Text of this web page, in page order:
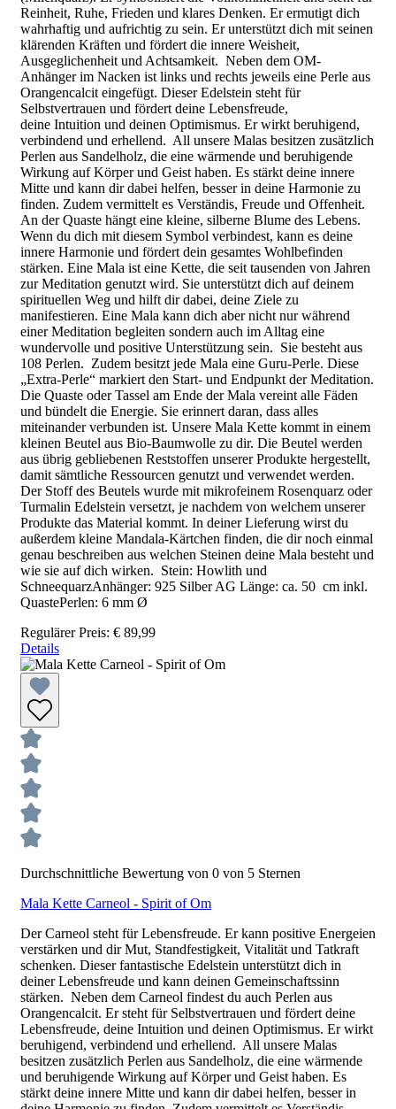
Reinheit, Ruhe, Frieden und klares Denken. Er ermutigt dich
wahrhaftig und aufrichtig zu sein. Er unterstützt dich mit seinen
klärenden Kräften und fördert die innere Weisheit,
Ausgeglichenheit und Achtsamkeit. Neben dem OM-
Anhänger im Nacken ist links und rechts jeweils eine Perle aus
Orangencalcit eingefügt. Dieser Edelstein steht für
Selbstvertrauen und fördert deine Lebensfreude,
deine Intuition und deinen Optimismus. Er wirkt beruhigend,
verbindend und erhellend. All unsere Malas besitzen zusätzlich
Perlen aus Sandelholz, die eine wärmende und beruhigende
Wirkung auf Körper und Geist haben. Es stärkt deine innere
Mitte und kann dir dabei helfen, besser in deine Harmonie zu
finden. Zudem vermittelt es Verständis, Freude und Offenheit.
An der Quaste hängt eine kleine, silberne Blume des Lebens.
Wenn du dich mit diesem Symbol verbindest, kann es deine
innere Harmonie und fördert dein gesamtes Wohlbefinden
stärken. Eine Mala ist eine Kette, die seit tausenden von Jahren
zur Meditation genutzt wird. Sie unterstützt dich auf deinem
spirituellen Weg und hilft dir dabei, deine Ziele zu
manifestieren. Eine Mala kann dich aber nicht nur während
einer Meditation begleiten sondern auch im Alltag eine
wundervolle und positive Unterstützung sein. Sie besteht aus
108 Perlen. Zudem besitzt jede Mala eine Guru-Perle. Diese
„Extra-Perle“ markiert den Start- und Endpunkt der Meditation.
Die Quaste oder Tassel am Ende der Mala vereint alle Fäden
und bündelt die Energie. Sie erinnert daran, dass alles
miteinander verbunden ist. Unsere Mala Kette kommt in einem
kleinen Beutel aus Bio-Baumwolle zu dir. Die Beutel werden
aus übrig gebliebenen Reststoffen unserer Produkte hergestellt,
damit sämtliche Ressourcen genutzt und verwendet werden.
Der Stoff des Beutels wurde mit mikrofeinem Rosenquarz oder
Turmalin Edelstein versetzt, je nachdem von welchem unserer
Produkte das Material kommt. In deiner Lieferung wirst du
außerdem kleine Mandala-Kärtchen finden, die dir noch einmal
genau beschreiben aus welchen Steinen deine Mala besteht und
wie sie auf dich wirken. Stein: Howlith und
SchneequarzAnhänger: 925 Silber AG Länge: ca. 50 cm inkl.
QuastePerlen: 6 mm Ø
Regulärer Preis: € 89,99
Details
Durchschnittliche Bewertung von 0 von 5 Sternen
Mala Kette Carneol - Spirit of Om
Der Carneol steht für Lebensfreude. Er kann positive Energeien
verstärken und dir Mut, Standfestigkeit, Vitalität und Tatkraft
schenken. Dieser fantastische Edelstein unterstützt dich in
deiner Lebensfreude und kann deinen Gemeinschaftssinn
stärken. Neben dem Carneol findest du auch Perlen aus
Orangencalcit. Er steht für Selbstvertrauen und fördert deine
Lebensfreude, deine Intuition und deinen Optimismus. Er wirkt
beruhigend, verbindend und erhellend. All unsere Malas
besitzen zusätzlich Perlen aus Sandelholz, die eine wärmende
und beruhigende Wirkung auf Körper und Geist haben. Es
stärkt deine innere Mitte und kann dir dabei helfen, besser in